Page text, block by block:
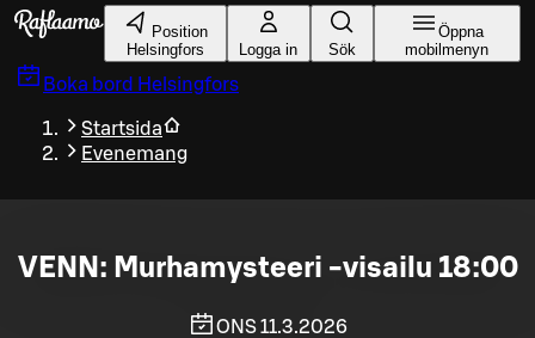
Gå till huvudinnehållet
Position
Helsingfors
Logga in Sök
Öppna
mobilmenyn
Boka bord Helsingfors
Startsida
Evenemang
VENN: Murhamysteeri -visailu 18:00
ONS 11.3.2026